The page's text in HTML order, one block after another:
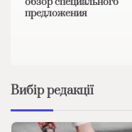
предложения
Вибір редакції